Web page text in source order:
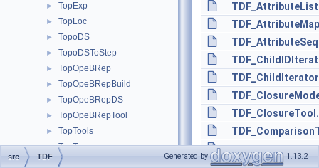
► TopExp
► TopLoc
► TopoDS
► TopoDSToStep
► TopOpeBRep
► TopOpeBRepBuild
► TopOpeBRepDS
► TopOpeBRepTool
► TopTools
► TopTrans
► TPrsStd
src TDF Generated by 1.13.2